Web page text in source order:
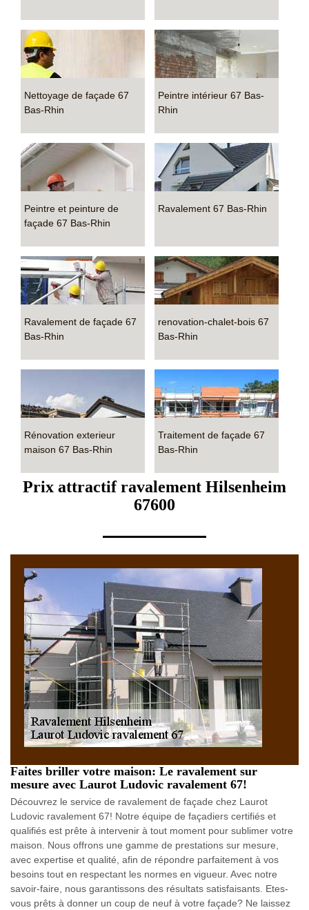
Nettoyage de façade 67
Bas-Rhin
Peintre intérieur 67 Bas-
Rhin
Peintre et peinture de
façade 67 Bas-Rhin
Ravalement 67 Bas-Rhin
Ravalement de façade 67
Bas-Rhin
renovation-chalet-bois 67
Bas-Rhin
Rénovation exterieur
maison 67 Bas-Rhin
Traitement de façade 67
Bas-Rhin
Prix attractif ravalement Hilsenheim
67600
Faites briller votre maison: Le ravalement sur
mesure avec Laurot Ludovic ravalement 67!
Découvrez le service de ravalement de façade chez Laurot
Ludovic ravalement 67! Notre équipe de façadiers certifiés et
qualifiés est prête à intervenir à tout moment pour sublimer votre
maison. Nous offrons une gamme de prestations sur mesure,
avec expertise et qualité, afin de répondre parfaitement à vos
besoins tout en respectant les normes en vigueur. Avec notre
savoir-faire, nous garantissons des résultats satisfaisants. Etes-
vous prêts à donner un coup de neuf à votre façade? Ne laissez